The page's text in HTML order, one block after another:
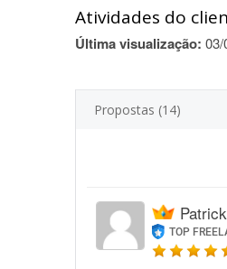
Atividades do
Última visualização: 03/
Propostas (14)
TOP